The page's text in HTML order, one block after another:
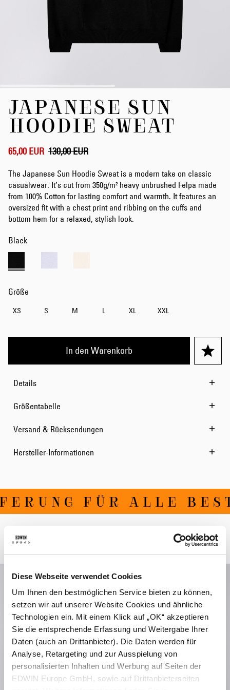
Diese Webseite verwendet Cookies
Um Ihnen den bestmöglichen Service bieten zu können,
setzen wir auf unserer Website Cookies und ähnliche
Technologien ein. Mit einem Klick auf „OK“ akzeptieren
Sie die entsprechende Erfassung und Weitergabe Ihrer
Daten (auch an Drittanbieter). Die Daten werden für
Analyse, Retargeting und zur Ausspielung von
personalisierten Inhalten und Werbung auf Seiten der
EDWIN Europe GmbH, sowie auf Drittanbieterseiten
Anfang
Bildergalerie
springen
JAPANESE SUN
HOODIE SWEAT
65,00 EUR 130,00 EUR
The Japanese Sun Hoodie Sweat is a modern take on classic
casualwear. It’s cut from 350g/m² heavy unbrushed Felpa made
from 100% Cotton for lasting comfort and warmth. It features an
oversized fit with a chest print and ribbing on the cuffs and
bottom hem for a relaxed, stylish look.
Black
Größe
XS S M L XL XXL
In den Warenkorb
Details
Größentabelle
Versand & Rücksendungen
Hersteller-Informationen
FÜR ALLE
Verwandte Artikel